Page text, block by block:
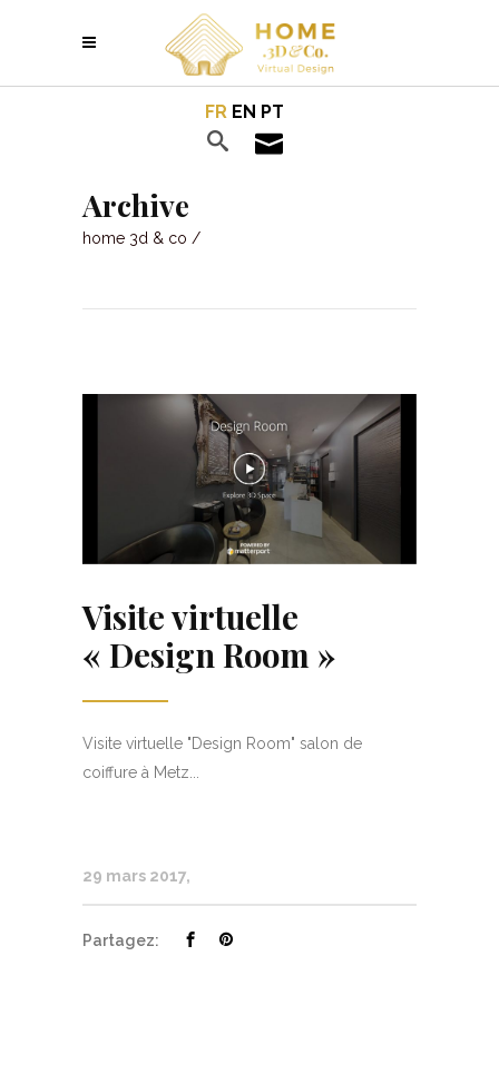
FR EN PT
Archive
home 3d & co /
Visite virtuelle
« Design Room »
Visite virtuelle "Design Room" salon de
coiffure à Metz...
29 mars 2017
Partagez: